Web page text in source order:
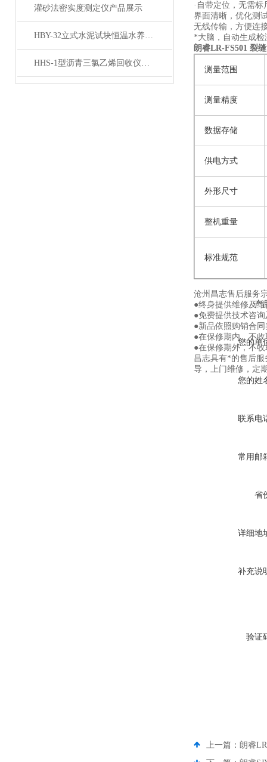
灌砂法密实度测定仪产品展示
HBY-32立式水泥试块恒温水养护箱产品展示
HHS-1型沥青三氯乙烯回收仪产品展示
·自带定位，无需标
界面清晰，优化测
无线传输，方便连
*大脑，自动生成检
朗睿LR-FS501 裂
测量范围
测量精度
数据存储
供电方式
外形尺寸
整机重量
标准规范
沧州昌志售后服务
●终身提供维修及
●免费提供技术咨
●新品依照购销合
●在保修期内，不
●在保修期外，不
昌志具有*的售后
导，上门维修，定
产
您的单
您的姓
联系电
常用邮
省
详细地
补充说
验证
上一篇： 朗睿